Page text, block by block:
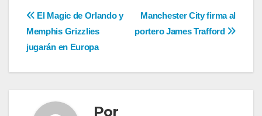
Navegación
de
entradas
Manchester City firma al
portero James Trafford
El Magic de Orlando y
Memphis Grizzlies
jugarán en Europa
Por